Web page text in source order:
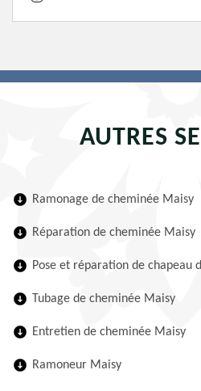
AUTRES
Ramonage de cheminée Maisy
Réparation de cheminée Maisy
Pose et réparation de chapeau
Tubage de cheminée Maisy
Entretien de cheminée Maisy
Ramoneur Maisy